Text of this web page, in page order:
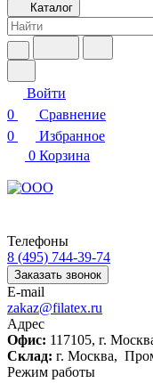
Каталог
Войти
0
Сравнение
0
Избранное
0 Корзина
Телефоны
8 (495) 744-39-74
Заказать звонок
E-mail
zakaz@filatex.ru
Адрес
Офис: 117105, г.
Склад: г. Москва,
Режим работы